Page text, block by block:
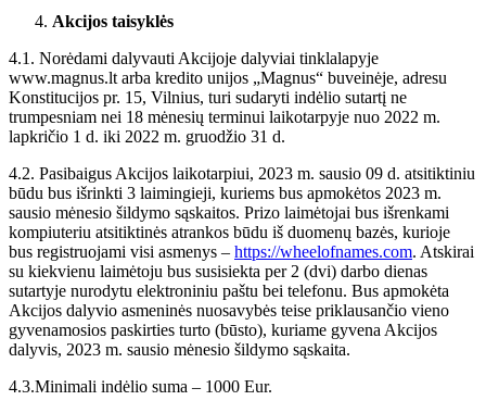
Akcijos taisyklės
4.1. Norėdami dalyvauti Akcijoje dalyviai tinklalapyje
www.magnus.lt arba kredito unijos „Magnus“ buveinėje, adresu
Konstitucijos pr. 15, Vilnius, turi sudaryti indėlio sutartį ne
trumpesniam nei 18 mėnesių terminui laikotarpyje nuo 2022 m.
lapkričio 1 d. iki 2022 m. gruodžio 31 d.
4.2. Pasibaigus Akcijos laikotarpiui, 2023 m. sausio 09 d. atsitiktiniu
būdu bus išrinkti 3 laimingieji, kuriems bus apmokėtos 2023 m.
sausio mėnesio šildymo sąskaitos. Prizo laimėtojai bus išrenkami
kompiuteriu atsitiktinės atrankos būdu iš duomenų bazės, kurioje
bus registruojami visi asmenys – https://wheelofnames.com. Atskirai
su kiekvienu laimėtoju bus susisiekta per 2 (dvi) darbo dienas
sutartyje nurodytu elektroniniu paštu bei telefonu. Bus apmokėta
Akcijos dalyvio asmeninės nuosavybės teise priklausančio vieno
gyvenamosios paskirties turto (būsto), kuriame gyvena Akcijos
dalyvis, 2023 m. sausio mėnesio šildymo sąskaita.
4.3.Minimali indėlio suma – 1000 Eur.